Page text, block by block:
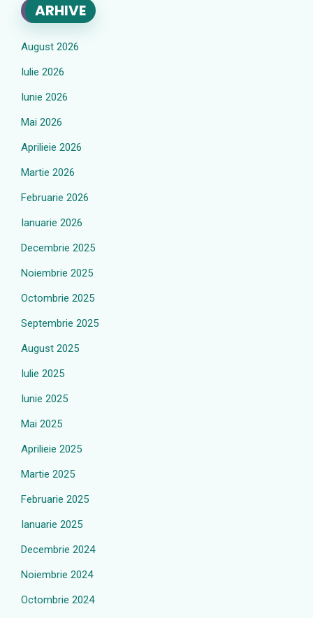
ARHIVE
August 2026
Iulie 2026
Iunie 2026
Mai 2026
Aprilieie 2026
Martie 2026
Februarie 2026
Ianuarie 2026
Decembrie 2025
Noiembrie 2025
Octombrie 2025
Septembrie 2025
August 2025
Iulie 2025
Iunie 2025
Mai 2025
Aprilieie 2025
Martie 2025
Februarie 2025
Ianuarie 2025
Decembrie 2024
Noiembrie 2024
Octombrie 2024